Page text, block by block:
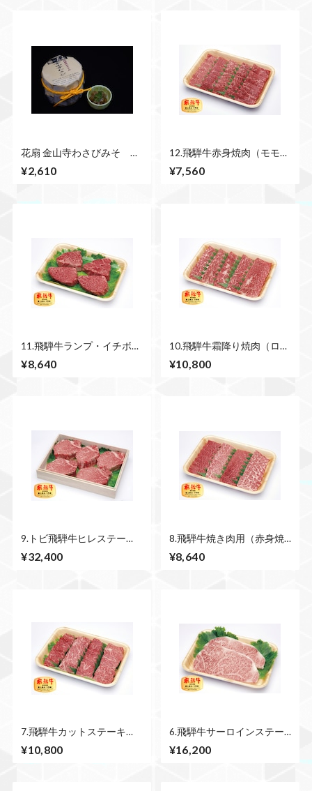
花扇 金山寺わさびみそ
150ｇ×3個セット
¥2,610
12.飛騨牛赤身焼肉（モモ）
500ｇ
¥7,560
11.飛騨牛ランプ・イチボス
¥8,640
10.飛騨牛霜降り焼肉（ロー
¥10,800
9.トビ飛騨牛ヒレステー
キ 750ｇ
¥32,400
8.飛騨牛焼き肉用（赤身焼
肉・霜降り焼肉） 500ｇ
¥8,640
7.飛騨牛カットステーキ
¥10,800
6.飛騨牛サーロインステー
¥16,200